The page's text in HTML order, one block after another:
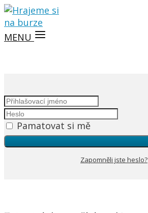
MENU
Pamatovat si mě
Zapomněli jste heslo?